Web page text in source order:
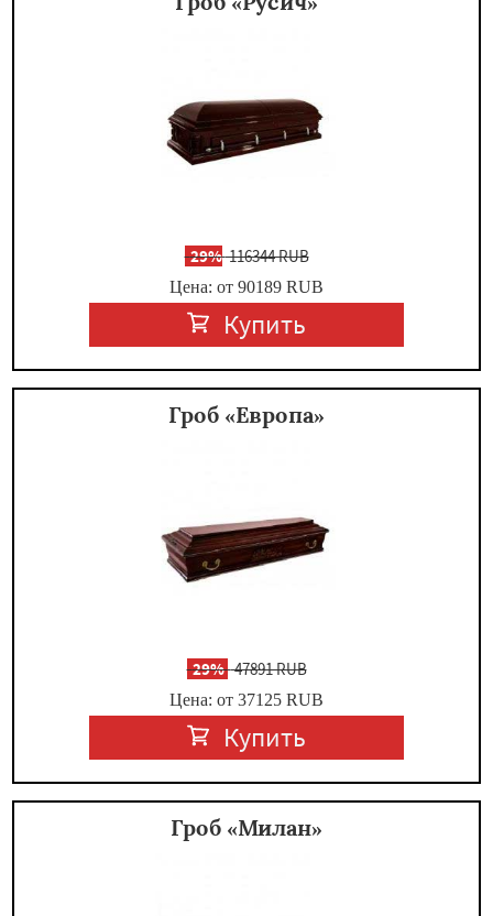
-29%116344 RUB
Цена: от 90189 RUB
Купить
Гроб «Европа»
-29%47891 RUB
Цена: от 37125 RUB
Купить
Гроб «Милан»